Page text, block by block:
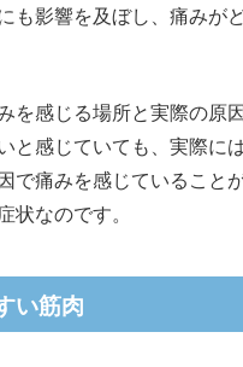
も影響を及ぼし、痛みが
を感じる場所と実際の原
と感じていても、実際に
で痛みを感じていること
なのです。
い筋肉